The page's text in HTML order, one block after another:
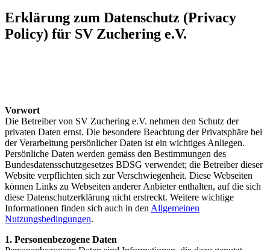
Erklärung zum Datenschutz (Privacy
Policy) für SV Zuchering e.V.
Vorwort
Die Betreiber von SV Zuchering e.V. nehmen den Schutz der
privaten Daten ernst. Die besondere Beachtung der Privatsphäre bei
der Verarbeitung persönlicher Daten ist ein wichtiges Anliegen.
Persönliche Daten werden gemäss den Bestimmungen des
Bundesdatensschutzgesetzes BDSG verwendet; die Betreiber dieser
Website verpflichten sich zur Verschwiegenheit. Diese Webseiten
können Links zu Webseiten anderer Anbieter enthalten, auf die sich
diese Datenschutzerklärung nicht erstreckt. Weitere wichtige
Informationen finden sich auch in denAllgemeinen
Nutzungsbedingungen.
1. Personenbezogene Daten